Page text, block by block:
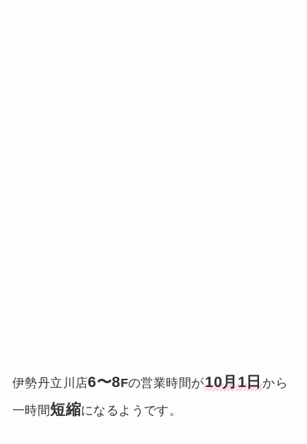
伊勢丹立川店6〜8Fの営業時間が10月1日から
一時間短縮になるようです。